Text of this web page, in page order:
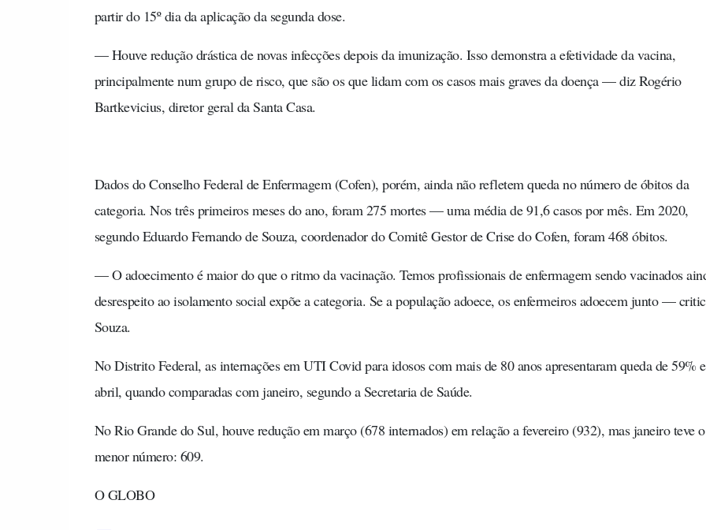
partir do 15º dia da aplicação da segunda dose.
— Houve redução drástica de novas infecções depois da imunização. Isso demonstra a efetividade da vacina,
principalmente num grupo de risco, que são os que lidam com os casos mais graves da doença — diz Rogério
Bartkevicius, diretor geral da Santa Casa.
Dados do Conselho Federal de Enfermagem (Cofen), porém, ainda não refletem queda no número de óbitos da
categoria. Nos três primeiros meses do ano, foram 275 mortes — uma média de 91,6 casos por mês. Em 2020,
segundo Eduardo Fernando de Souza, coordenador do Comitê Gestor de Crise do Cofen, foram 468 óbitos.
— O adoecimento é maior do que o ritmo da vacinação. Temos profissionais de enfermagem sendo vacinados
desrespeito ao isolamento social expõe a categoria. Se a população adoece, os enfermeiros adoecem junto —
Souza.
No Distrito Federal, as internações em UTI Covid para idosos com mais de 80 anos apresentaram queda de 59%
abril, quando comparadas com janeiro, segundo a Secretaria de Saúde.
No Rio Grande do Sul, houve redução em março (678 internados) em relação a fevereiro (932), mas janeiro teve o
menor número: 609.
O GLOBO